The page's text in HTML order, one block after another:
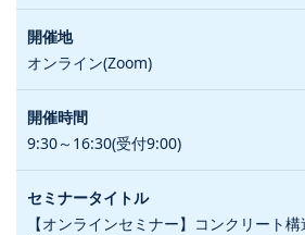
オンライン(Zoom)
9:30～16:30(受付9:00)
【オンラインセミナー】コンクリート